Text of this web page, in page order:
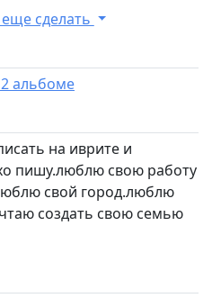
сделать
3 фото в 2 альбоме
на иврите и
пишу.люблю свою работу
свой город.люблю
создать свою семью